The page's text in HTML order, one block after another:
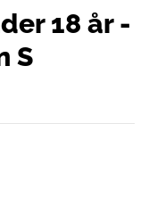
18 år -
S